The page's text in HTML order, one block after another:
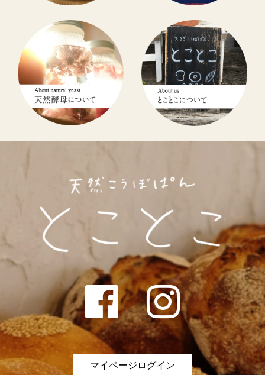
マイページログイン